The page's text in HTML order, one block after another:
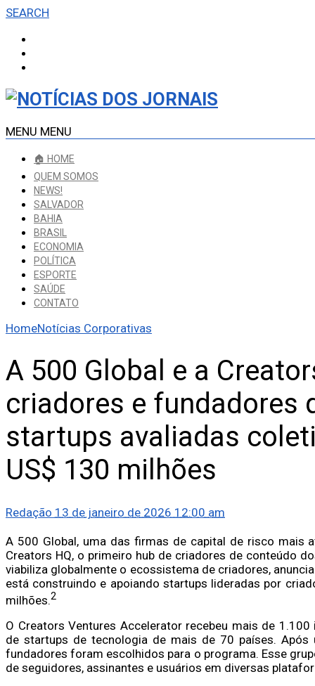
SEARCH
MENU MENU
🏠 HOME
QUEM SOMOS
NEWS!
SALVADOR
BAHIA
BRASIL
ECONOMIA
POLÍTICA
ESPORTE
SAÚDE
CONTATO
HomeNotícias Corporativas
A 500 Global e a
criadores e fundadores
startups avaliadas
US$ 130 milhões
Redação 13 de janeiro de 2026 12:00 am
A 500 Global, uma das firmas de capital de risco mais
Creators HQ, o primeiro hub de criadores de conteúdo
viabiliza globalmente o ecossistema de criadores,
está construindo e apoiando startups lideradas por
milhões.2
O Creators Ventures Accelerator recebeu mais de
de startups de tecnologia de mais de 70 países.
fundadores foram escolhidos para o programa. Esse
de seguidores, assinantes e usuários em diversas